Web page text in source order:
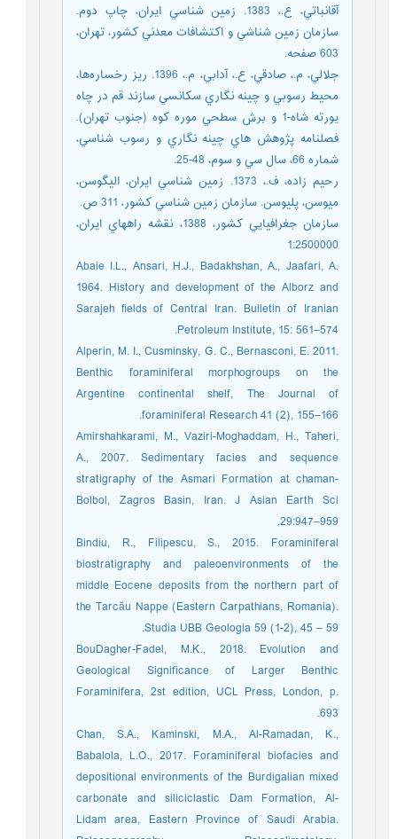
آقانباتي، ع.، 1383. زمين شناسي ايران، چاپ دوم.
سازمان زمين شناشي و اکتشافات معدني کشور، تهران،
603 صفحه.
جلالي، م.، صادقي، ع.، آدابي، م.، 1396. ريز رخساره‌ها،
محيط رسوبي و چينه نگاري سکانسي سازند قم در چاه
يورته شاه-1 و برش سطحي موره كوه (جنوب تهران).
فصلنامه پژوهش هاي چينه نگاري و رسوب شناسي،
شماره 66، سال سي و سوم، 48-25.
رحيم زاده، ف.، 1373. زمين شناسي ايران، اليگوسن،
ميوسن، پليوسن. سازمان زمين شناسي کشور، 311 ص.
سازمان جغرافيايي کشور، 1388، نقشه راههاي ايران،
1:2500000
Abaie I.L., Ansari, H.J., Badakhshan, A., Jaafari, A.
1964. History and development of the Alborz and
Sarajeh ﬁelds of Central Iran. Bulletin of Iranian
Petroleum Institute, 15: 561–574.
Alperin, M. I., Cusminsky, G. C., Bernasconi, E. 2011.
Benthic foraminiferal morphogroups on the
Argentine continental shelf, The Journal of
foraminiferal Research 41 (2), 155–166.
Amirshahkarami, M., Vaziri-Moghaddam, H., Taheri,
A., 2007. Sedimentary facies and sequence
stratigraphy of the Asmari Formation at chaman-
Bolbol, Zagros Basin, Iran. J Asian Earth Sci
29:947–959.
Bindiu, R., Filipescu, S., 2015. Foraminiferal
biostratigraphy and paleoenvironments of the
middle Eocene deposits from the northern part of
the Tarcău Nappe (Eastern Carpathians, Romania).
Studia UBB Geologia 59 (1-2), 45 – 59.
BouDagher-Fadel, M.K., 2018. Evolution and
Geological Significance of Larger Benthic
Foraminifera, 2st edition, UCL Press, London, p.
693.
Chan, S.A., Kaminski, M.A., Al-Ramadan, K.,
Babalola, L.O., 2017. Foraminiferal biofacies and
depositional environments of the Burdigalian mixed
carbonate and siliciclastic Dam Formation, Al-
Lidam area, Eastern Province of Saudi Arabia.